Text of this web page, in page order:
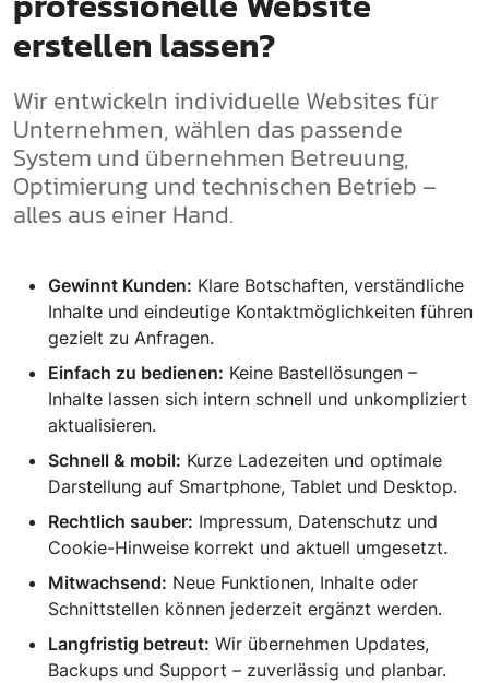
erstellen lassen?
Wir entwickeln individuelle Websites für
Unternehmen, wählen das passende
System und übernehmen Betreuung,
Optimierung und technischen Betrieb –
alles aus einer Hand.
Gewinnt Kunden: Klare Botschaften, verständliche
Inhalte und eindeutige Kontaktmöglichkeiten führen
gezielt zu Anfragen.
Einfach zu bedienen: Keine Bastellösungen –
Inhalte lassen sich intern schnell und unkompliziert
aktualisieren.
Schnell & mobil: Kurze Ladezeiten und optimale
Darstellung auf Smartphone, Tablet und Desktop.
Rechtlich sauber: Impressum, Datenschutz und
Cookie-Hinweise korrekt und aktuell umgesetzt.
Mitwachsend: Neue Funktionen, Inhalte oder
Schnittstellen können jederzeit ergänzt werden.
Langfristig betreut: Wir übernehmen Updates,
Backups und Support – zuverlässig und planbar.